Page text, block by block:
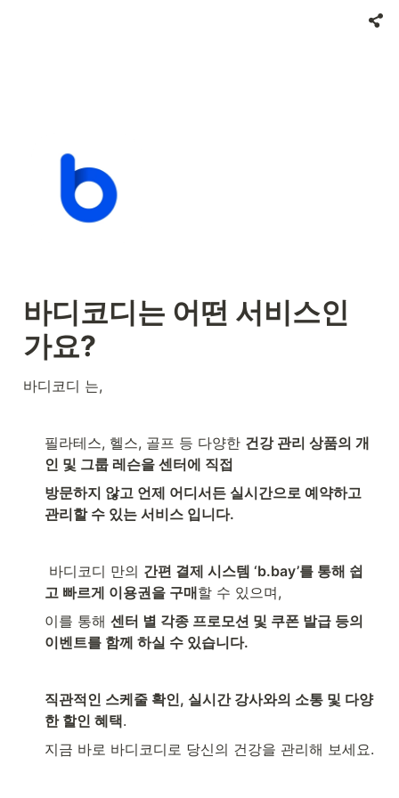
바디코디는 어떤 서비스인
가요?
바디코디 는,
필라테스, 헬스, 골프 등 다양한 건강 관리 상품의 개
인 및 그룹 레슨을 센터에 직접
방문하지 않고 언제 어디서든 실시간으로 예약하고
관리할 수 있는 서비스 입니다.
바디코디 만의 간편 결제 시스템 ‘b.bay’를 통해 쉽
고 빠르게 이용권을 구매할 수 있으며,
이를 통해 센터 별 각종 프로모션 및 쿠폰 발급 등의
이벤트를 함께 하실 수 있습니다.
직관적인 스케줄 확인, 실시간 강사와의 소통 및 다양
한 할인 혜택.